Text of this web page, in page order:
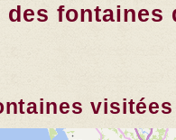
des fontaines